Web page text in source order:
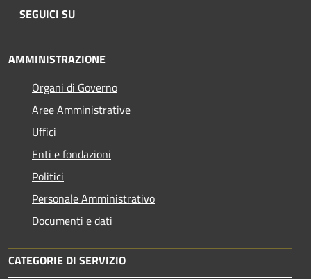
SEGUICI SU
AMMINISTRAZIONE
Organi di Governo
Aree Amministrative
Uffici
Enti e fondazioni
Politici
Personale Amministrativo
Documenti e dati
CATEGORIE DI SERVIZIO